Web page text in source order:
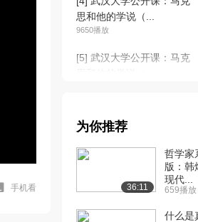
手机看
思和他的学说（...
9650播放
[5] 武汉大学公开课：马克
思和他的学说（...
[7] 武汉大学公开课：马克
思主义如何改变...
为你推荐
36:11
哲学家
版：韩
现代...
659播放
什么是